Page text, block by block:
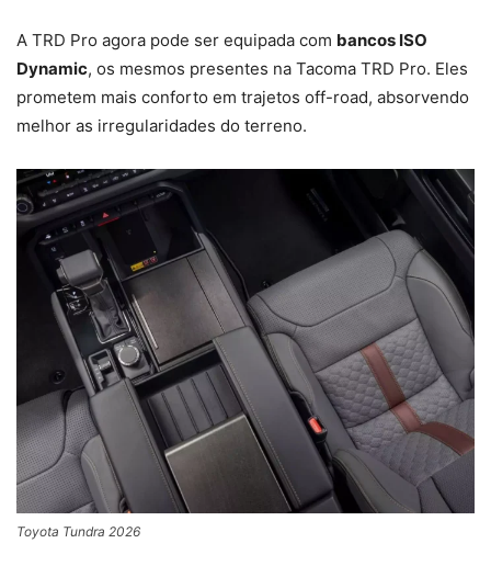
A TRD Pro agora pode ser equipada com bancos ISO
Dynamic, os mesmos presentes na Tacoma TRD Pro. Eles
prometem mais conforto em trajetos off-road, absorvendo
melhor as irregularidades do terreno.
Toyota Tundra 2026